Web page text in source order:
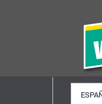
IDIOMA